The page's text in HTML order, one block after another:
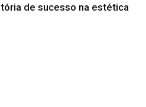
de sucesso na estética